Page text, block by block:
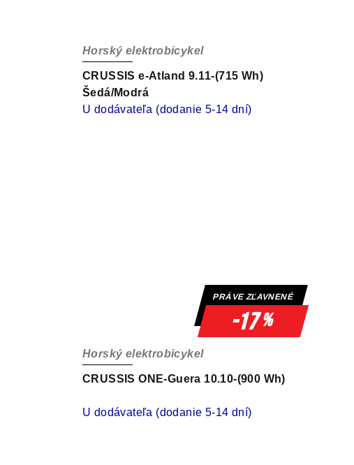
CRUSSIS e-Atland 9.11-(715 Wh)
Šedá/Modrá
Horský elektrobicykel
U dodávateľa (dodanie 5-14 dní)
PRÁVE ZĽAVNENÉ
-17%
CRUSSIS ONE-Guera 10.10-(900 Wh)
Horský elektrobicykel
U dodávateľa (dodanie 5-14 dní)